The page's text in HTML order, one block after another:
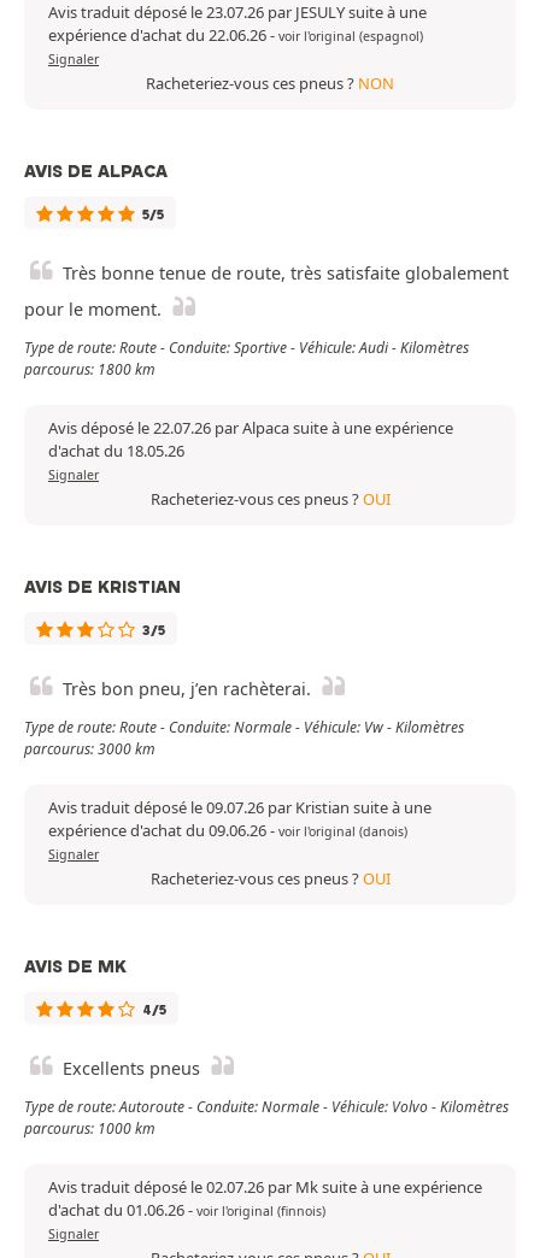
Avis traduit déposé le 23.07.26 par JESULY suite à une
expérience d'achat du 22.06.26- voir l'original (espagnol)
Signaler
Racheteriez-vous ces pneus ? NON
AVIS DE ALPACA
5/5
Très bonne tenue de route, très satisfaite globalement
pour le moment.
Type de route: Route - Conduite: Sportive - Véhicule: Audi - Kilomètres
parcourus: 1800 km
Avis déposé le 22.07.26 par Alpaca suite à une expérience
d'achat du 18.05.26
Signaler
Racheteriez-vous ces pneus ?OUI
AVIS DE KRISTIAN
3/5
Très bon pneu, j’en rachèterai.
Type de route: Route - Conduite: Normale - Véhicule: Vw - Kilomètres
parcourus: 3000 km
Avis traduit déposé le 09.07.26 par Kristian suite à une
expérience d'achat du 09.06.26- voir l'original (danois)
Signaler
Racheteriez-vous ces pneus ?OUI
AVIS DE MK
4/5
Excellents pneus
Type de route: Autoroute - Conduite: Normale - Véhicule: Volvo - Kilomètres
parcourus: 1000 km
Avis traduit déposé le 02.07.26 par Mk suite à une expérience
d'achat du 01.06.26- voir l'original (finnois)
Signaler